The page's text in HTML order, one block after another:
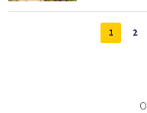
1 2